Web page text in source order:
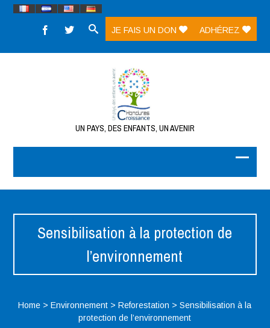
JE FAIS UN DON ADHÉREZ
UN PAYS, DES ENFANTS, UN AVENIR
Sensibilisation à la protection de
l’environnement
Home >Environnement >Reforestation >Sensibilisation à la
protection de l’environnement